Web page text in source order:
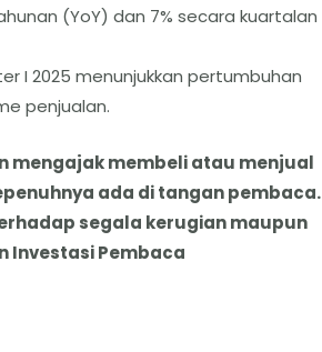
(YoY) dan 7% secara kuartalan
I 2025 menunjukkan pertumbuhan
penjualan.
mengajak membeli atau menjual
ada di tangan pembaca.
segala kerugian maupun
Investasi Pembaca